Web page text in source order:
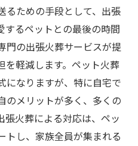
るための手段として、出張
するペットとの最後の時間
門の出張火葬サービスが提
を軽減します。ペット火葬
になりますが、特に自宅で
のメリットが多く、多くの
張火葬による対応は、ペッ
トし、家族全員が集まれる